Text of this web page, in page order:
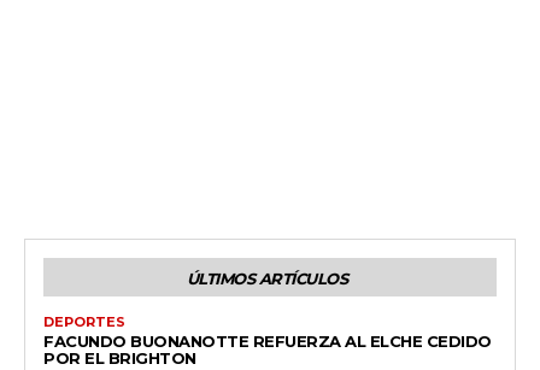
ÚLTIMOS ARTÍCULOS
DEPORTES
FACUNDO BUONANOTTE REFUERZA AL ELCHE CEDIDO
POR EL BRIGHTON